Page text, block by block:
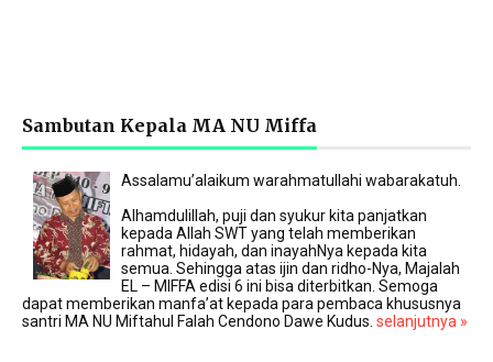
Sambutan Kepala MA NU Miffa
Assalamu’alaikum warahmatullahi wabarakatuh.
Alhamdulillah, puji dan syukur kita panjatkan
kepada Allah SWT yang telah memberikan
rahmat, hidayah, dan inayahNya kepada kita
semua. Sehingga atas ijin dan ridho-Nya, Majalah
EL – MIFFA edisi 6 ini bisa diterbitkan. Semoga
dapat memberikan manfa’at kepada para pembaca khususnya
santri MA NU Miftahul Falah Cendono Dawe Kudus. selanjutnya »